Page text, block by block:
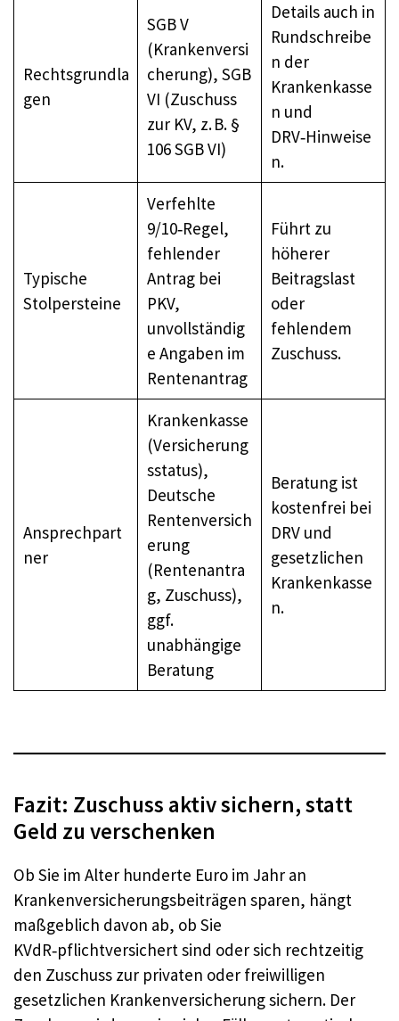
Rechtsgrundla
gen
SGB V
(Krankenversi
cherung), SGB
VI (Zuschuss
zur KV, z. B. §
106 SGB VI)
Details auch in
Rundschreibe
n der
Krankenkasse
n und
DRV‑Hinweise
n.
Typische
Stolpersteine
Verfehlte
9/10‑Regel,
fehlender
Antrag bei
PKV,
unvollständig
e Angaben im
Rentenantrag
Führt zu
höherer
Beitragslast
oder
fehlendem
Zuschuss.
Ansprechpart
ner
Krankenkasse
(Versicherung
sstatus),
Deutsche
Rentenversich
erung
(Rentenantra
g, Zuschuss),
ggf.
unabhängige
Beratung
Beratung ist
kostenfrei bei
DRV und
gesetzlichen
Krankenkasse
n.
Fazit: Zuschuss aktiv sichern, statt
Geld zu verschenken
Ob Sie im Alter hunderte Euro im Jahr an
Krankenversicherungsbeiträgen sparen, hängt
maßgeblich davon ab, ob Sie
KVdR‑pflichtversichert sind oder sich rechtzeitig
den Zuschuss zur privaten oder freiwilligen
gesetzlichen Krankenversicherung sichern. Der